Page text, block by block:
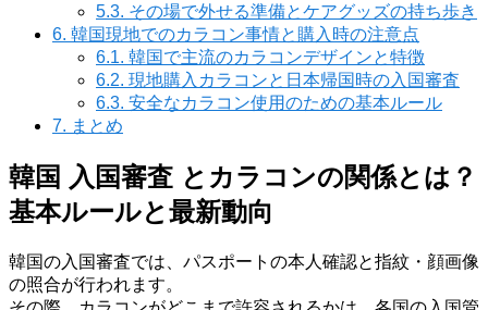
5.3. その場で外せる準備とケアグッズの持ち歩き
6. 韓国現地でのカラコン事情と購入時の注意点
6.1. 韓国で主流のカラコンデザインと特徴
6.2. 現地購入カラコンと日本帰国時の入国審査
6.3. 安全なカラコン使用のための基本ルール
7. まとめ
韓国 入国審査 とカラコンの関係とは？
基本ルールと最新動向
韓国の入国審査では、パスポートの本人確認と指紋・顔画像
の照合が行われます。